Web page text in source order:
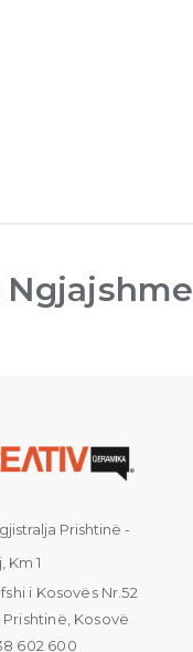
Ngjajshme
Prishtinë -
Km 1
i Kosovës Nr.52
Kosovë
602 600